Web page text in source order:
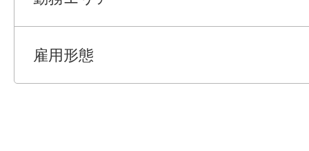
雇用形態